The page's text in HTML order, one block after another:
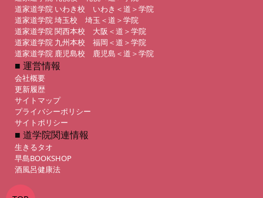
道家道学院 いわき校 いわき＜道＞学院
道家道学院 埼玉校 埼玉＜道＞学院
道家道学院 関西本校 大阪＜道＞学院
道家道学院 九州本校 福岡＜道＞学院
道家道学院 鹿児島校 鹿児島＜道＞学院
■ 運営情報
会社概要
更新履歴
サイトマップ
プライバシーポリシー
サイトポリシー
■ 道学院関連情報
生きるタオ
早島BOOKSHOP
酒風呂健康法